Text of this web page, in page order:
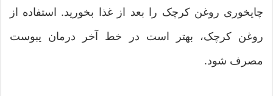
چایخوری روغن کرچک را بعد از غذا بخورید. استفاده از
روغن کرچک، بهتر است در خط آخر درمان یبوست
مصرف شود.